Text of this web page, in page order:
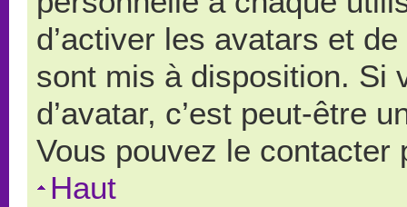
d’activer les avatars et
sont mis à disposition. Si
d’avatar, c’est peut-être
Vous pouvez le contacter
Haut